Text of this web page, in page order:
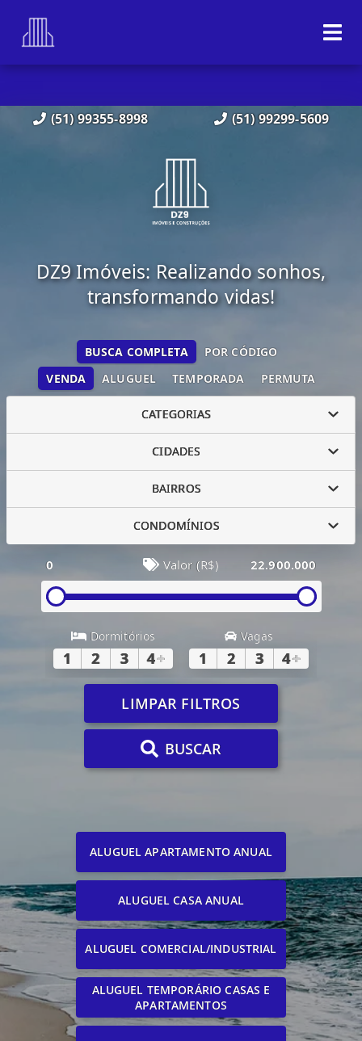
(51) 99355-8998 (51) 99299-5609
DZ9 Imóveis: Realizando sonhos,
transformando vidas!
VENDA ALUGUEL TEMPORADA PERMUTA
BUSCA COMPLETA POR CÓDIGO
CATEGORIAS
CIDADES
BAIRROS
CONDOMÍNIOS
0 Valor (R$) 22.900.000
Dormitórios
1 2 3 4+
Vagas
1 2 3 4+
LIMPAR FILTROS
BUSCAR
ALUGUEL APARTAMENTO ANUAL
ALUGUEL CASA ANUAL
ALUGUEL COMERCIAL/INDUSTRIAL
ALUGUEL TEMPORÁRIO CASAS E
APARTAMENTOS